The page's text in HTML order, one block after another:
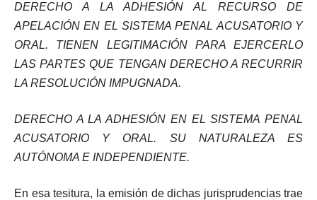
DERECHO A LA ADHESIÓN AL RECURSO DE
APELACIÓN EN EL SISTEMA PENAL ACUSATORIO Y
ORAL. TIENEN LEGITIMACIÓN PARA EJERCERLO
LAS PARTES QUE TENGAN DERECHO A RECURRIR
LA RESOLUCIÓN IMPUGNADA.
DERECHO A LA ADHESIÓN EN EL SISTEMA PENAL
ACUSATORIO Y ORAL. SU NATURALEZA ES
AUTÓNOMA E INDEPENDIENTE.
En esa tesitura, la emisión de dichas jurisprudencias trae